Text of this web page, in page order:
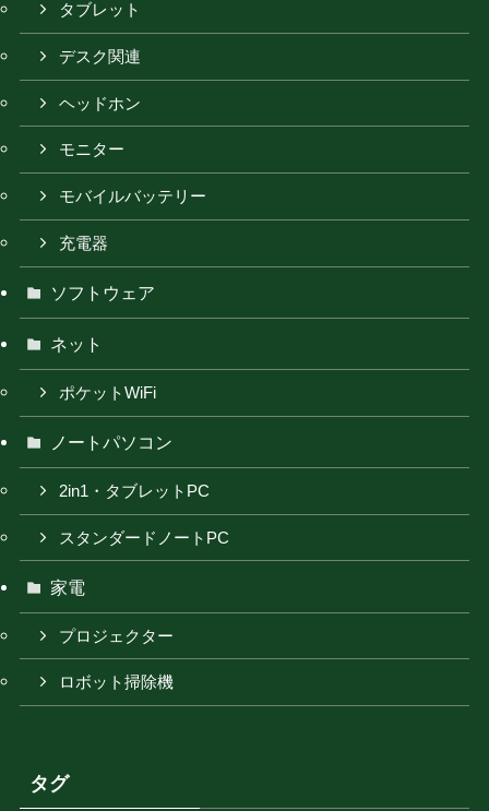
タブレット
デスク関連
ヘッドホン
モニター
モバイルバッテリー
充電器
ソフトウェア
ネット
ポケットWiFi
ノートパソコン
2in1・タブレットPC
スタンダードノートPC
家電
プロジェクター
ロボット掃除機
タグ